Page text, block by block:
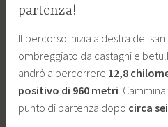
partenza!
Il percorso inizia a destra del
ombreggiato da castagni e
andrò a percorrere 12,8
positivo di 960 metri.
punto di partenza dopo circa